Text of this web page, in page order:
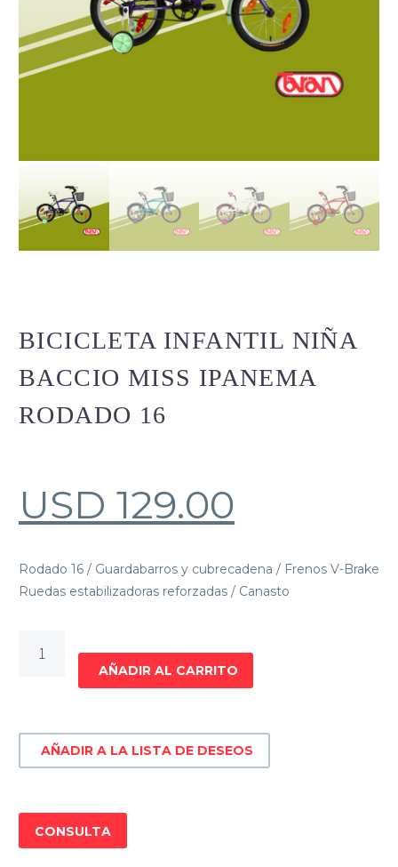
BICICLETA INFANTIL NIÑA
BACCIO MISS IPANEMA
RODADO 16
USD 129.00
Rodado 16 / Guardabarros y cubrecadena / Frenos V-Brake
Ruedas estabilizadoras reforzadas / Canasto
INFANTIL
MISS
IPANEMA
RODADO
cantidad
AÑADIR AL CARRITO
AÑADIR A LA LISTA DE DESEOS
CONSULTA